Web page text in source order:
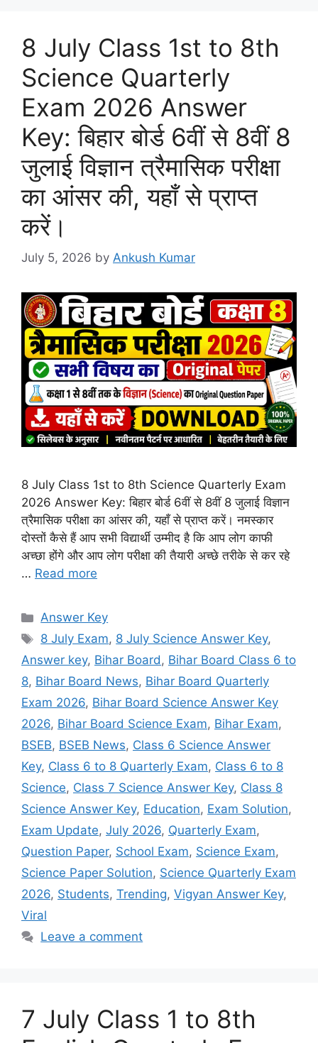
8 July Class 1st to 8th
Science Quarterly
Exam 2026 Answer
Key: बिहार बोर्ड 6वीं से 8वीं 8
जुलाई विज्ञान त्रैमासिक परीक्षा
का आंसर की, यहाँ से प्राप्त
करें।
July 5, 2026 by Ankush Kumar
8 July Class 1st to 8th Science Quarterly Exam
2026 Answer Key: बिहार बोर्ड 6वीं से 8वीं 8 जुलाई विज्ञान
त्रैमासिक परीक्षा का आंसर की, यहाँ से प्राप्त करें। नमस्कार
दोस्तों कैसे हैं आप सभी विद्यार्थी उम्मीद है कि आप लोग काफी
अच्छा होंगे और आप लोग परीक्षा की तैयारी अच्छे तरीके से कर रहे
… Read more
Categories
Answer Key
Tags
8 July Exam, 8 July Science Answer Key,
Answer key, Bihar Board, Bihar Board Class 6 to
8, Bihar Board News, Bihar Board Quarterly
Exam 2026, Bihar Board Science Answer Key
2026, Bihar Board Science Exam, Bihar Exam,
BSEB, BSEB News, Class 6 Science Answer
Key, Class 6 to 8 Quarterly Exam, Class 6 to 8
Science, Class 7 Science Answer Key, Class 8
Science Answer Key, Education, Exam Solution,
Exam Update, July 2026, Quarterly Exam,
Question Paper, School Exam, Science Exam,
Science Paper Solution, Science Quarterly Exam
2026, Students, Trending, Vigyan Answer Key,
Viral
Leave a comment
7 July Class 1 to 8th